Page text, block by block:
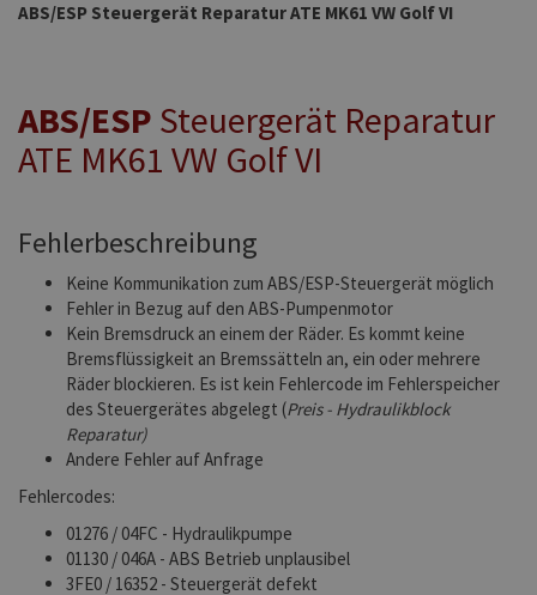
ABS/ESP Steuergerät Reparatur ATE MK61 VW Golf VI
ABS/ESP Steuergerät Reparatur
ATE MK61 VW Golf VI
Fehlerbeschreibung
Keine Kommunikation zum ABS/ESP-Steuergerät möglich
Fehler in Bezug auf den ABS-Pumpenmotor
Kein Bremsdruck an einem der Räder. Es kommt keine
Bremsflüssigkeit an Bremssätteln an, ein oder mehrere
Räder blockieren. Es ist kein Fehlercode im Fehlerspeicher
des Steuergerätes abgelegt (Preis - Hydraulikblock
Reparatur)
Andere Fehler auf Anfrage
Fehlercodes:
01276 / 04FC - Hydraulikpumpe
01130 / 046A - ABS Betrieb unplausibel
3FE0 / 16352 - Steuergerät defekt